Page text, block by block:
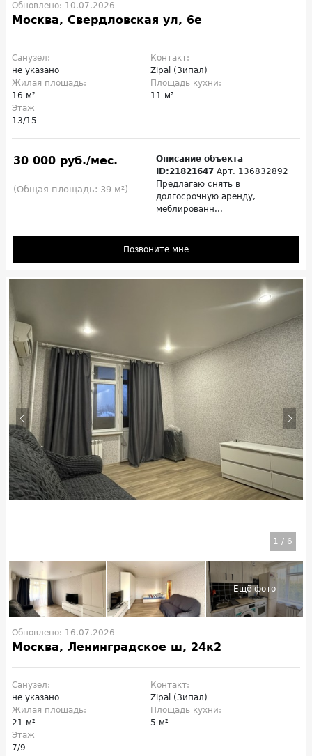
Обновлено: 10.07.2026
Москва, Свердловская ул, 6е
Санузел:
не указано
Контакт:
Zipal (Зипал)
Жилая площадь:
16 м²
Площадь кухни:
11 м²
Этаж
13/15
30 000 руб./мес.
(Общая площадь: 39 м²)
Описание объекта
ID:21821647 Арт. 136832892
Предлагаю снять в
долгосрочную аренду,
меблированн...
Позвоните мне
1 / 6
Обновлено: 16.07.2026
Москва, Ленинградское ш, 24к2
Санузел:
не указано
Контакт:
Zipal (Зипал)
Жилая площадь:
21 м²
Площадь кухни:
5 м²
Этаж
7/9